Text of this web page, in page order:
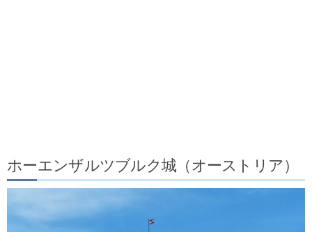
ホーエンザルツブルク城（オーストリア）